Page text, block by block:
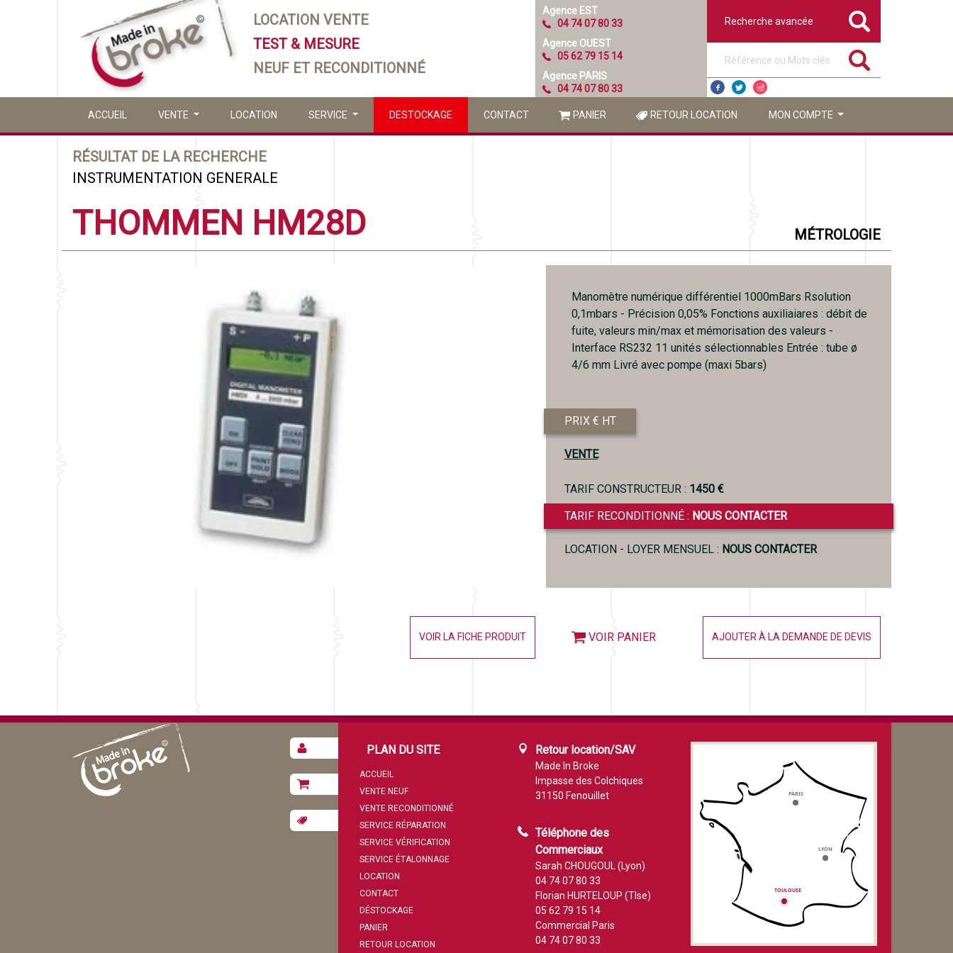
LOCATION VENTE
TEST & MESURE
NEUF ET RECONDITIONNÉ
Agence EST
04 74 07 80 33
Agence OUEST
05 62 79 15 14
Agence PARIS
04 74 07 80 33
Recherche avancée
ACCUEIL VENTE LOCATION SERVICE DESTOCKAGE CONTACT PANIER RETOUR LOCATION MON COMPTE
RÉSULTAT DE LA RECHERCHE
INSTRUMENTATION GENERALE
THOMMEN HM28D MÉTROLOGIE
Manomètre numérique différentiel 1000mBars Rsolution
0,1mbars - Précision 0,05% Fonctions auxiliaiares : débit de
fuite, valeurs min/max et mémorisation des valeurs -
Interface RS232 11 unités sélectionnables Entrée : tube ø
4/6 mm Livré avec pompe (maxi 5bars)
PRIX € HT
VENTE
TARIF CONSTRUCTEUR : 1450 €
TARIF RECONDITIONNÉ : NOUS CONTACTER
LOCATION - LOYER MENSUEL : NOUS CONTACTER
VOIR LA FICHE PRODUIT VOIR PANIER AJOUTER À LA DEMANDE DE DEVIS
PLAN DU SITE
ACCUEIL
VENTE NEUF
VENTE RECONDITIONNÉ
SERVICE RÉPARATION
SERVICE VÉRIFICATION
SERVICE ÉTALONNAGE
LOCATION
CONTACT
DÉSTOCKAGE
PANIER
RETOUR LOCATION
Retour location/SAV
Made In Broke
Impasse des Colchiques
31150 Fenouillet
Téléphone des
Commerciaux
Sarah CHOUGOUL (Lyon)
04 74 07 80 33
Florian HURTELOUP (Tlse)
05 62 79 15 14
Commercial Paris
04 74 07 80 33